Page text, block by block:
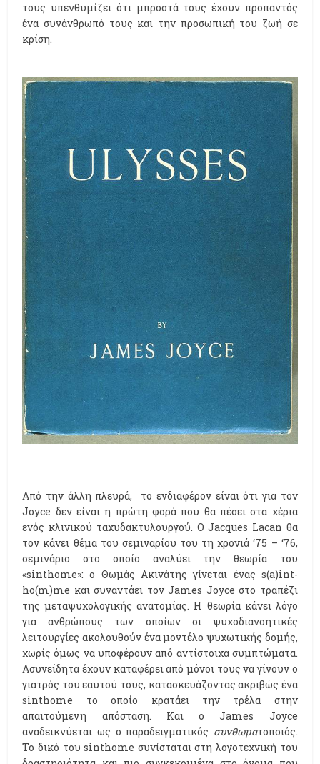
τους υπενθυμίζει ότι μπροστά τους έχουν προπαντός
ένα συνάνθρωπό τους και την προσωπική του ζωή σε
κρίση.
Από την άλλη πλευρά, το ενδιαφέρον είναι ότι για τον
Joyce δεν είναι η πρώτη φορά που θα πέσει στα χέρια
ενός κλινικού ταχυδακτυλουργού. O Jacques Lacan θα
τον κάνει θέμα του σεμιναρίου του τη χρονιά ‘75 – ‘76,
σεμινάριο στο οποίο αναλύει την θεωρία του
«sinthome»: ο Θωμάς Ακινάτης γίνεται ένας s(a)int-
ho(m)me και συναντάει τον James Joyce στο τραπέζι
της μεταψυχολογικής ανατομίας. H θεωρία κάνει λόγο
για ανθρώπους των οποίων οι ψυχοδιανοητικές
λειτουργίες ακολουθούν ένα μοντέλο ψυχωτικής δομής,
χωρίς όμως να υποφέρουν από αντίστοιχα συμπτώματα.
Ασυνείδητα έχουν καταφέρει από μόνοι τους να γίνουν ο
γιατρός του εαυτού τους, κατασκευάζοντας ακριβώς ένα
sinthome το οποίο κρατάει την τρέλα στην
απαιτούμενη απόσταση. Και ο James Joyce
αναδεικνύεται ως ο παραδειγματικός συνθωματοποιός.
Το δικό του sinthome συνίσταται στη λογοτεχνική του